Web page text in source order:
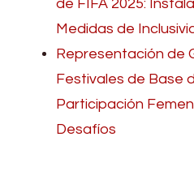
de FIFA 2025:
Medidas de
Representación de
Festivales de Base
Participación
Desafíos